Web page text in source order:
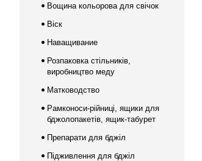
Вощина кольорова для свічок
Віск
Наващивание
Розпаковка стільників,
виробництво меду
Матководство
Рамконоси-рійниці, ящики для
бджолопакетів, ящик-табурет
Препарати для бджіл
Підживлення для бджіл